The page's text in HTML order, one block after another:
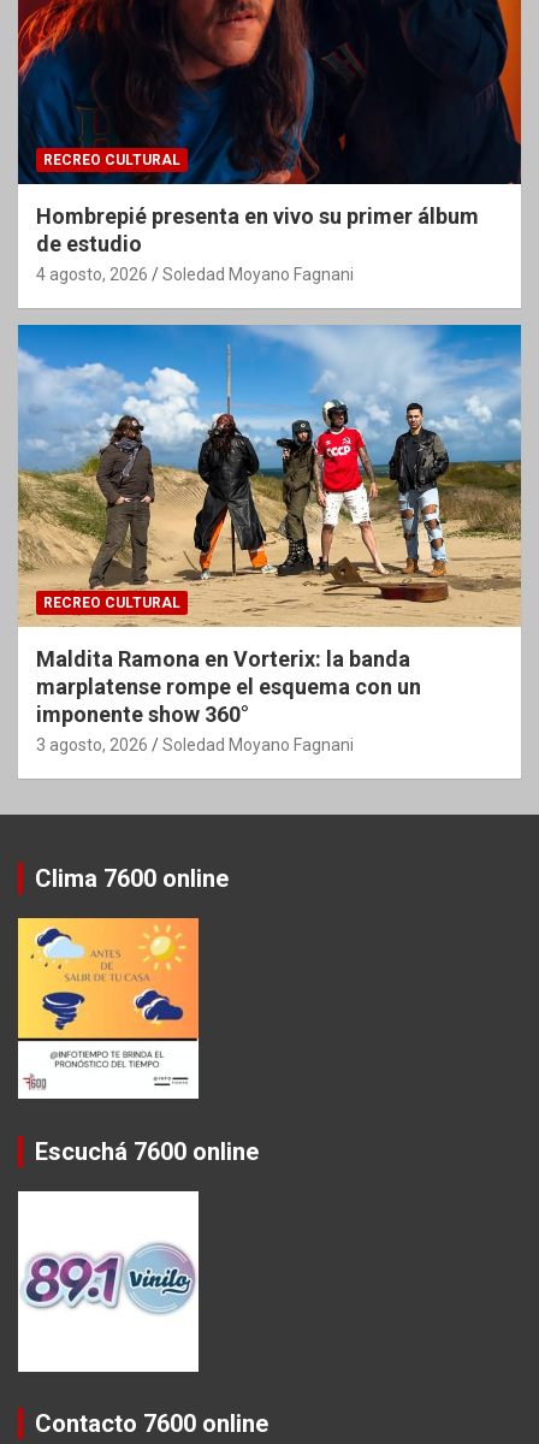
RECREO CULTURAL
Hombrepié presenta en vivo su primer álbum
de estudio
4 agosto, 2026 Soledad Moyano Fagnani
RECREO CULTURAL
Maldita Ramona en Vorterix: la banda
marplatense rompe el esquema con un
imponente show 360°
3 agosto, 2026 Soledad Moyano Fagnani
Clima 7600 online
Escuchá 7600 online
Contacto 7600 online